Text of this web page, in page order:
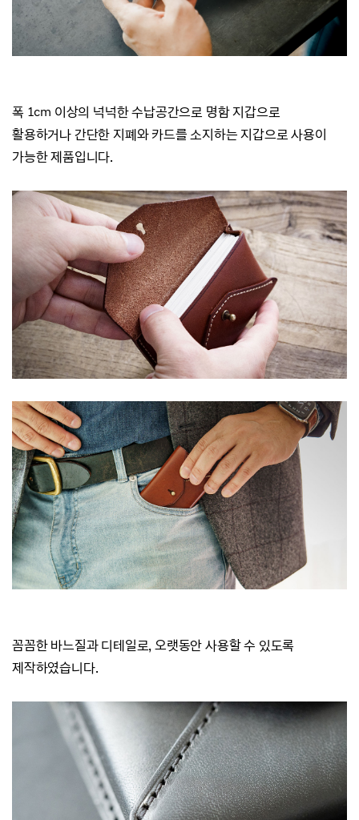
폭 1cm 이상의 넉넉한 수납공간으로 명함 지갑으로
활용하거나 간단한 지폐와 카드를 소지하는 지갑으로 사용이
가능한 제품입니다.
꼼꼼한 바느질과 디테일로, 오랫동안 사용할 수 있도록
제작하였습니다.